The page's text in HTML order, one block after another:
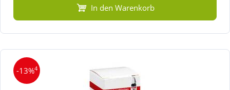
In den Warenkorb
-13%4